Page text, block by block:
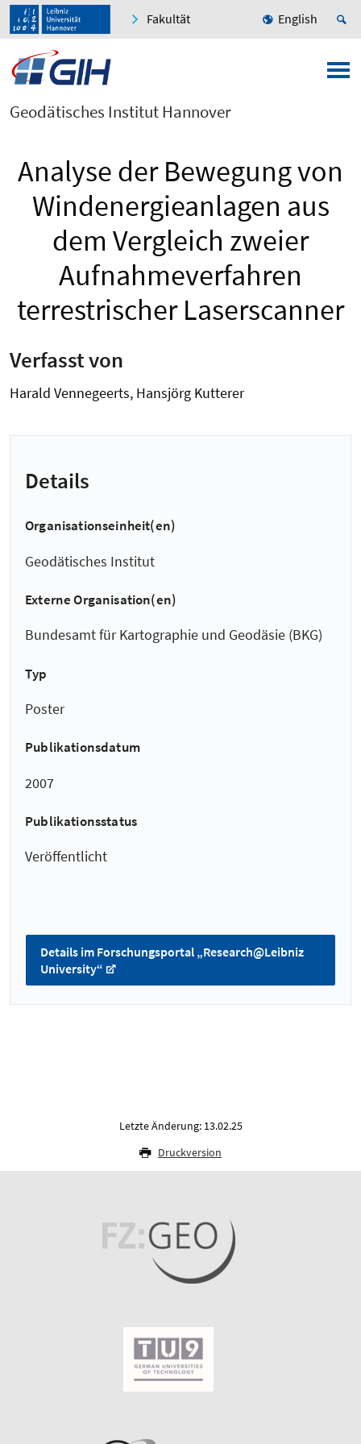
Fakultät English
Geodätisches Institut Hannover
Analyse der Bewegung von
Windenergieanlagen aus
dem Vergleich zweier
Aufnahmeverfahren
terrestrischer Laserscanner
Verfasst von
Harald Vennegeerts, Hansjörg Kutterer
Details
Organisationseinheit(en)
Geodätisches Institut
Externe Organisation(en)
Bundesamt für Kartographie und Geodäsie (BKG)
Typ
Poster
Publikationsdatum
2007
Publikationsstatus
Veröffentlicht
Details im Forschungsportal „Research@Leibniz
University“
Letzte Änderung: 13.02.25
Druckversion